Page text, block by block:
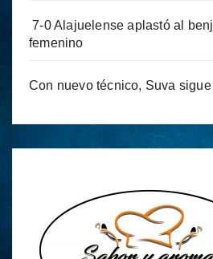
7-0 Alajuelense aplastó al
femenino
Con nuevo técnico, Suva